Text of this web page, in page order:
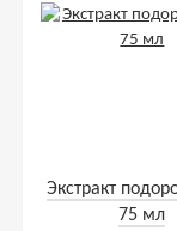
Экстракт
75 мл